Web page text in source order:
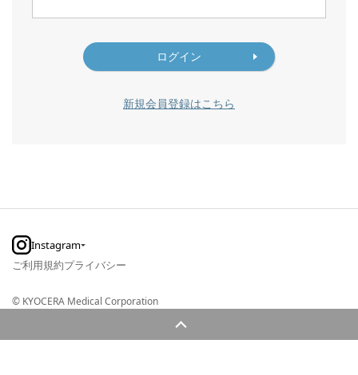
新規会員登録はこちら
Instagram
ご利用規約プライバシー
© KYOCERA Medical Corporation